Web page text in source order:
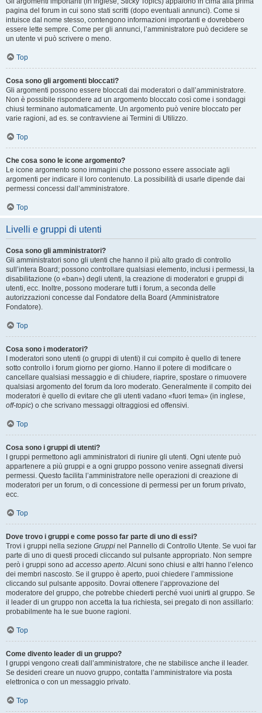
pagina del forum in cui sono stati scritti (dopo eventuali annunci). Come si
intuisce dal nome stesso, contengono informazioni importanti e dovrebbero
essere lette sempre. Come per gli annunci, l’amministratore può decidere se
un utente vi può scrivere o meno.
Top
Cosa sono gli argomenti bloccati?
Gli argomenti possono essere bloccati dai moderatori o dall’amministratore.
Non è possibile rispondere ad un argomento bloccato così come i sondaggi
chiusi terminano automaticamente. Un argomento può venire bloccato per
varie ragioni, ad es. se contravviene ai Termini di Utilizzo.
Top
Che cosa sono le icone argomento?
Le icone argomento sono immagini che possono essere associate agli
argomenti per indicare il loro contenuto. La possibilità di usarle dipende dai
permessi concessi dall’amministratore.
Top
Livelli e gruppi di utenti
Cosa sono gli amministratori?
Gli amministratori sono gli utenti che hanno il più alto grado di controllo
sull’intera Board; possono controllare qualsiasi elemento, inclusi i permessi, la
disabilitazione (o «ban») degli utenti, la creazione di moderatori e gruppi di
utenti, ecc. Inoltre, possono moderare tutti i forum, a seconda delle
autorizzazioni concesse dal Fondatore della Board (Amministratore
Fondatore).
Top
Cosa sono i moderatori?
I moderatori sono utenti (o gruppi di utenti) il cui compito è quello di tenere
sotto controllo i forum giorno per giorno. Hanno il potere di modificare o
cancellare qualsiasi messaggio e di chiudere, riaprire, spostare o rimuovere
qualsiasi argomento del forum da loro moderato. Generalmente il compito dei
moderatori è quello di evitare che gli utenti vadano «fuori tema» (in inglese,
off-topic) o che scrivano messaggi oltraggiosi ed offensivi.
Top
Cosa sono i gruppi di utenti?
I gruppi permettono agli amministratori di riunire gli utenti. Ogni utente può
appartenere a più gruppi e a ogni gruppo possono venire assegnati diversi
permessi. Questo facilita l’amministratore nelle operazioni di creazione di
moderatori per un forum, o di concessione di permessi per un forum privato,
ecc.
Top
Dove trovo i gruppi e come posso far parte di uno di essi?
Trovi i gruppi nella sezione Gruppi nel Pannello di Controllo Utente. Se vuoi far
parte di uno di questi procedi cliccando sul pulsante appropriato. Non sempre
però i gruppi sono ad accesso aperto. Alcuni sono chiusi e altri hanno l’elenco
dei membri nascosto. Se il gruppo è aperto, puoi chiedere l’ammissione
cliccando sul pulsante apposito. Dovrai ottenere l’approvazione del
moderatore del gruppo, che potrebbe chiederti perché vuoi unirti al gruppo. Se
il leader di un gruppo non accetta la tua richiesta, sei pregato di non assillarlo:
probabilmente ha le sue buone ragioni.
Top
Come divento leader di un gruppo?
I gruppi vengono creati dall’amministratore, che ne stabilisce anche il leader.
Se desideri creare un nuovo gruppo, contatta l’amministratore via posta
elettronica o con un messaggio privato.
Top